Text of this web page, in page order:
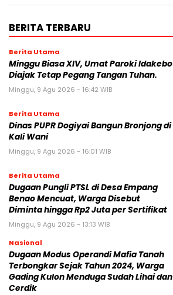
BERITA TERBARU
Berita Utama
Minggu Biasa XIV, Umat Paroki Idakebo
Diajak Tetap Pegang Tangan Tuhan.
Minggu, 9 Agu 2026 - 16:42 WIB
Berita Utama
Dinas PUPR Dogiyai Bangun Bronjong di
Kali Wani
Minggu, 9 Agu 2026 - 16:01 WIB
Berita Utama
Dugaan Pungli PTSL di Desa Empang
Benao Mencuat, Warga Disebut
Diminta hingga Rp2 Juta per Sertifikat
Minggu, 9 Agu 2026 - 13:13 WIB
Nasional
Dugaan Modus Operandi Mafia Tanah
Terbongkar Sejak Tahun 2024, Warga
Gading Kulon Menduga Sudah Lihai dan
Cerdik